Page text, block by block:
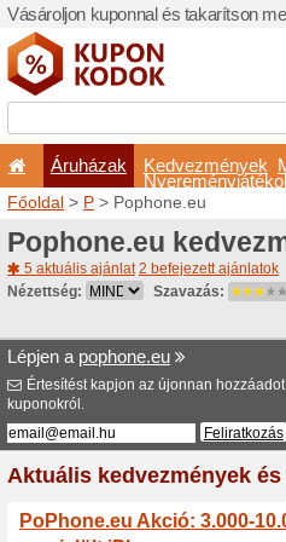
Vásároljon
Főoldal>P>